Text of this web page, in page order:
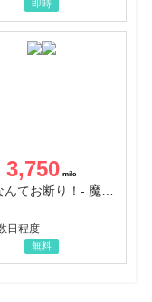
即時
3,750
日程度
無料